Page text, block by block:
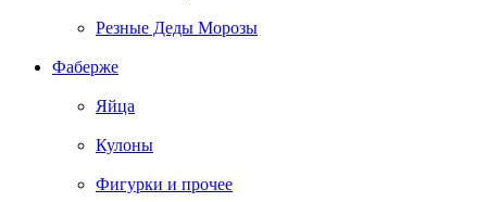
Резные Деды Морозы
Фаберже
Яйца
Кулоны
Фигурки и прочее